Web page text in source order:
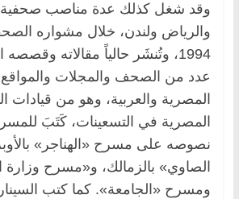
وقد شغل كذلك عدة مناصب صحفية
والرياض ولندن، خلال مشواره
1994، وتُنشَر حالياً مقالاته
عدد من الصحف والمجلات والمواقع
المصرية والعربية، وهو من قيادات
المصرية في التسعينات، كَتَبَ
نصوصه على مسرح «الهناجر»
الصاوي» بالزمالك، و«مسرح وزارة
ومسرح «الجامعة». كما كتب